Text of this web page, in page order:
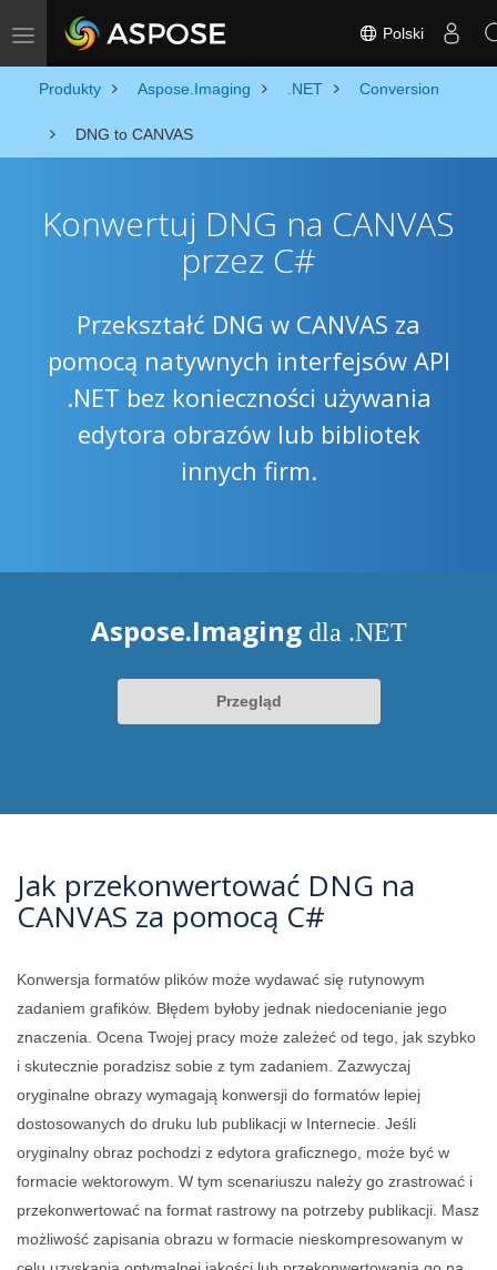
Toggle navigation Polski
Produkty Aspose.Imaging .NET Conversion
DNG to CANVAS
Konwertuj DNG na CANVAS
przez C#
Przekształć DNG w CANVAS za
pomocą natywnych interfejsów API
.NET bez konieczności używania
edytora obrazów lub bibliotek
innych firm.
Aspose.Imaging dla .NET
Przegląd
Jak przekonwertować DNG na
CANVAS za pomocą C#
Konwersja formatów plików może wydawać się rutynowym
zadaniem grafików. Błędem byłoby jednak niedocenianie jego
znaczenia. Ocena Twojej pracy może zależeć od tego, jak szybko
i skutecznie poradzisz sobie z tym zadaniem. Zazwyczaj
oryginalne obrazy wymagają konwersji do formatów lepiej
dostosowanych do druku lub publikacji w Internecie. Jeśli
oryginalny obraz pochodzi z edytora graficznego, może być w
formacie wektorowym. W tym scenariuszu należy go zrastrować i
przekonwertować na format rastrowy na potrzeby publikacji. Masz
możliwość zapisania obrazu w formacie nieskompresowanym w